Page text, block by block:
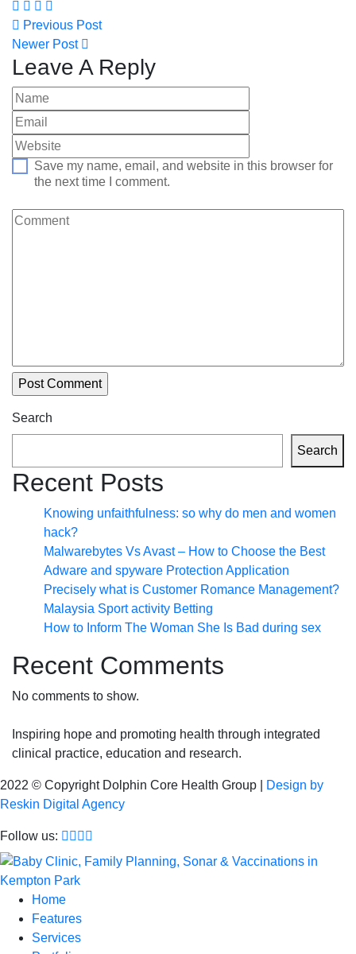
Previous Post
Newer Post
Leave A Reply
Save my name, email, and website in this browser for
the next time I comment.
Search
Search
Recent Posts
Knowing unfaithfulness: so why do men and women
hack?
Malwarebytes Vs Avast – How to Choose the Best
Adware and spyware Protection Application
Precisely what is Customer Romance Management?
Malaysia Sport activity Betting
How to Inform The Woman She Is Bad during sex
Recent Comments
No comments to show.
Inspiring hope and promoting health through integrated
clinical practice, education and research.
2022 © Copyright Dolphin Core Health Group |
Design by
Reskin Digital Agency
Follow us:
Home
Features
Services